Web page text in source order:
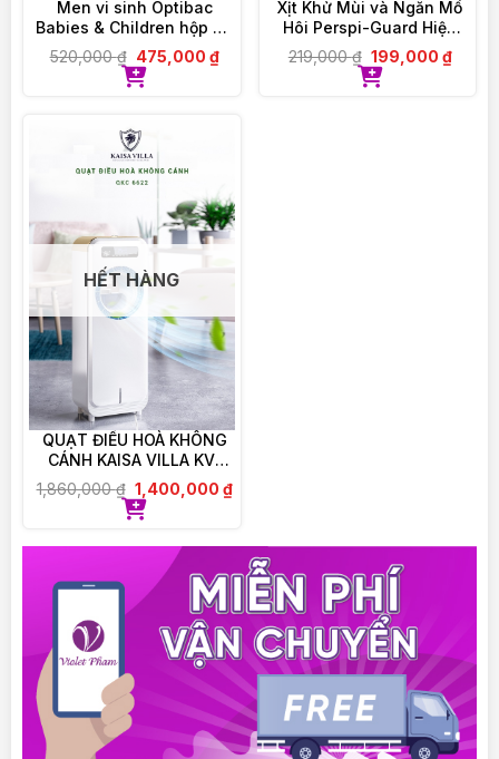
VIOLET PHAM – CHẤT LƯỢNG ĐI CÙNG TÂM
ĐỨC
Men vi sinh Optibac
Babies & Children hộp 30
gói
520,000₫ 475,000 ₫
Xịt Khử Mùi và Ngăn Mồ
Hôi Perspi-Guard Hiệu
Quả Tối Ưu 30ml
219,000₫ 199,000 ₫
HẾT HÀNG
QUẠT ĐIỀU HOÀ KHÔNG
CÁNH KAISA VILLA KV-
QKC6622
1,860,000₫ 1,400,000 ₫